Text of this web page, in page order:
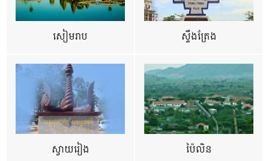
សៀមរាប ស្ទឹងត្រែង
ស្វាយរៀង ប៉ៃលិន